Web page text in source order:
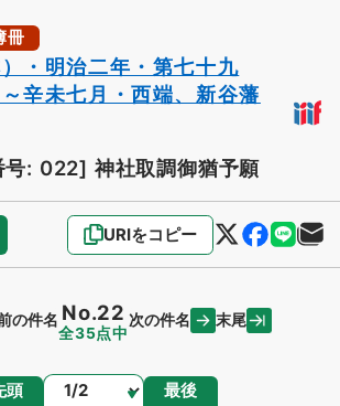
冊
・明治二年・第七十九
辛未七月・西端、新谷藩
号: 022] 神社取調御猶予願
URIをコピー
の件名 No.22
全35点中
次の件名 末尾
頭 ページ 最後